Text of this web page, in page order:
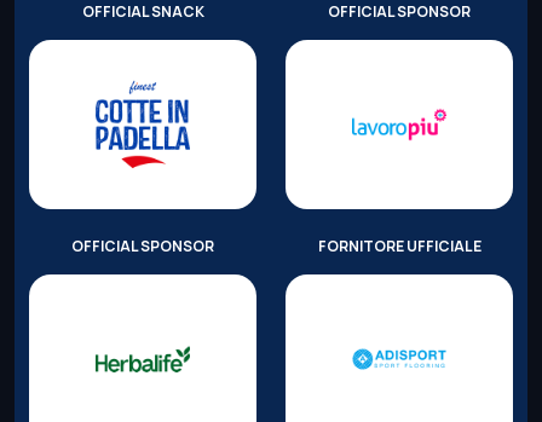
OFFICIAL SNACK OFFICIAL SPONSOR
OFFICIAL SPONSOR FORNITORE UFFICIALE